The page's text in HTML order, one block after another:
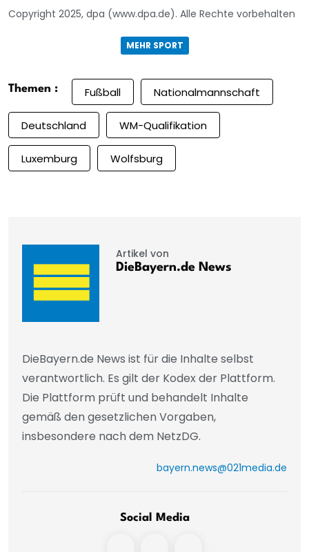
Copyright 2025, dpa (www.dpa.de). Alle Rechte vorbehalten
MEHR SPORT
Themen : Fußball Nationalmannschaft
Deutschland WM-Qualifikation
Luxemburg Wolfsburg
Artikel von
DieBayern.de News
DieBayern.de News ist für die Inhalte selbst
verantwortlich. Es gilt der Kodex der Plattform.
Die Plattform prüft und behandelt Inhalte
gemäß den gesetzlichen Vorgaben,
insbesondere nach dem NetzDG.
bayern.news@021media.de
Social Media